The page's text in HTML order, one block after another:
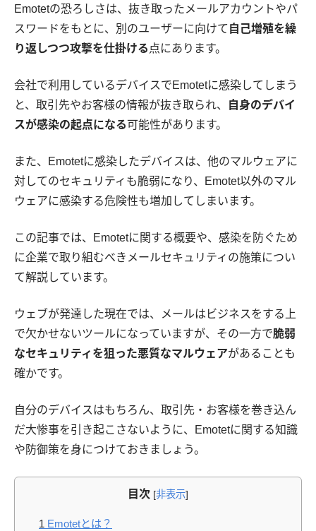
Emotetの恐ろしさは、抜き取ったメールアカウントやパ
スワードをもとに、別のユーザーに向けて 自己増殖を繰
り返しつつ攻撃を仕掛ける 点にあります。
会社で利用しているデバイスでEmotetに感染してしまう
と、取引先やお客様の情報が抜き取られ、
自身のデバイ
スが感染の起点になる可能性があります。
また、Emotetに感染したデバイスは、他のマルウェアに
対してのセキュリティも脆弱になり、Emotet以外のマル
ウェアに感染する危険性も増加してしまいます。
この記事では、Emotetに関する概要や、感染を防ぐため
に企業で取り組むべきメールセキュリティの施策につい
て解説しています。
ウェブが発達した現在では、メールはビジネスをする上
で欠かせないツールになっていますが、その一方で脆弱
なセキュリティを狙った悪質なマルウェアがあることも
確かです。
自分のデバイスはもちろん、取引先・お客様を巻き込ん
だ大惨事を引き起こさないように、Emotetに関する知識
や防御策を身につけておきましょう。
目次 [非表示]
1 Emotetとは？